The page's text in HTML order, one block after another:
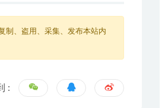
制、盗用、采集、发布本站内
: